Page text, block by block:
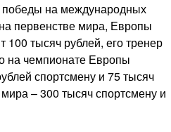
на международных
первенстве мира, Европы
100 тысяч рублей, его тренер
на чемпионате Европы
спортсмену и 75 тысяч
– 300 тысяч спортсмену и